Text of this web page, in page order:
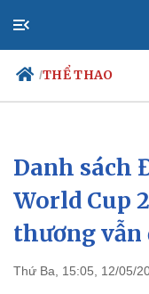
/THỂ THAO
Chính trị
Đảng
Tổ chức nhân sự
Quốc hội
Nhận diện sự thật
Danh sách
World Cup
thương vẫn
Thứ Ba, 15:05, 12/05/